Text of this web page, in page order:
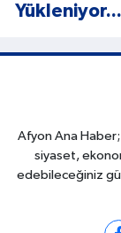
Yükleniyor...
Afyon Ana
siyaset,
edebileceğiniz